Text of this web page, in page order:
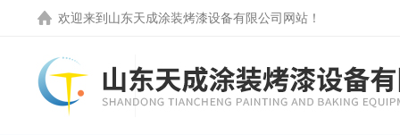
欢迎来到 山东天成涂装烤漆设备有限公司网站 ！